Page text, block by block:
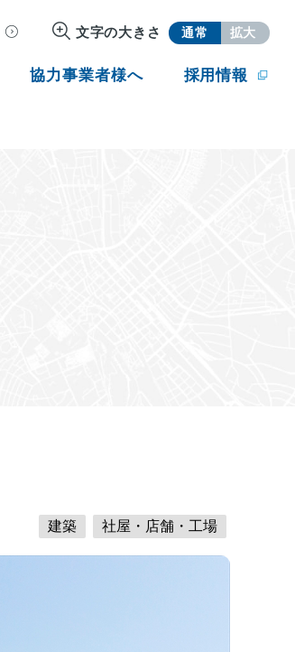
文字の大きさ 通常 拡大
協力事業者様へ 採用情報
建築 社屋・店舗・工場